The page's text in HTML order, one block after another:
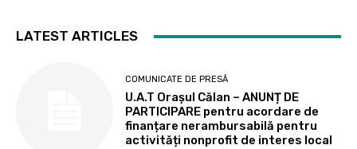
LATEST ARTICLES
COMUNICATE DE PRESĂ
U.A.T Orașul Călan – ANUNȚ DE
PARTICIPARE pentru acordare de
finanțare nerambursabilă pentru
activități nonprofit de interes local